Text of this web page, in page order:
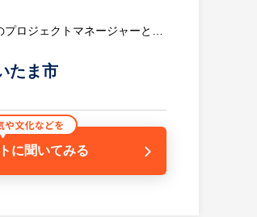
ロジェクトマネージャーとし
たま市
に聞いてみる